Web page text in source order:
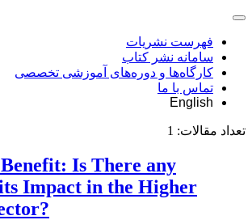
فهرست نشریات
سامانه نشر کتاب
کارگاه‌ها و دوره‌های آموزشی تخصصی
تماس با ما
English
تعداد مقالات: 1
Is There any
Impact in the Higher